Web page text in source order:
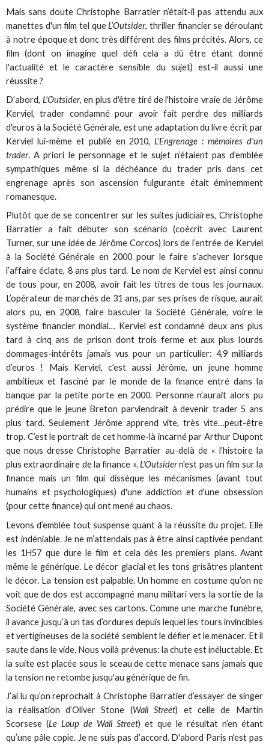
Mais sans doute Christophe Barratier n’était-il pas attendu aux
manettes d'un film tel queL’Outsider, thriller financier se déroulant
à notre époque et donc très différent des films précités. Alors, ce
film (dont on imagine quel défi cela a dû être étant donné
l'actualité et le caractère sensible du sujet) est-il aussi une
réussite ?
D’abord, L'Outsider, en plus d'être tiré de l'histoire vraie de Jérôme
Kerviel, trader condamné pour avoir fait perdre des milliards
d'euros à la Société Générale, est une adaptation du livre écrit par
Kerviel lui-même et publié en 2010,L'Engrenage : mémoires d'un
trader. A priori le personnage et le sujet n’étaient pas d’emblée
sympathiques même si la déchéance du trader pris dans cet
engrenage après son ascension fulgurante était éminemment
romanesque.
Plutôt que de se concentrer sur les suites judiciaires, Christophe
Barratier a fait débuter son scénario (coécrit avec Laurent
Turner, sur une idée de Jérôme Corcos) lors de l’entrée de Kerviel
à la Société Générale en 2000 pour le faire s’achever lorsque
l’affaire éclate, 8 ans plus tard. Le nom de Kerviel est ainsi connu
de tous pour, en 2008, avoir fait les titres de tous les journaux.
L’opérateur de marchés de 31 ans, par ses prises de risque, aurait
alors pu, en 2008, faire basculer la Société Générale, voire le
système financier mondial… Kerviel est condamné deux ans plus
tard à cinq ans de prison dont trois ferme et aux plus lourds
dommages-intérêts jamais vus pour un particulier: 4,9 milliards
d’euros ! Mais Kerviel, c’est aussi Jérôme, un jeune homme
ambitieux et fasciné par le monde de la finance entré dans la
banque par la petite porte en 2000. Personne n’aurait alors pu
prédire que le jeune Breton parviendrait à devenir trader 5 ans
plus tard. Seulement Jérôme apprend vite, très vite…peut-être
trop. C’est le portrait de cet homme-là incarné par Arthur Dupont
que nous dresse Christophe Barratier au-delà de « l’histoire la
plus extraordinaire de la finance ».L'Outsidern'est pas un film sur la
finance mais un film qui dissèque les mécanismes (avant tout
humains et psychologiques) d'une addiction et d'une obsession
(pour cette finance) qui ont mené au chaos.
Levons d’emblée tout suspense quant à la réussite du projet. Elle
est indéniable. Je ne m’attendais pas à être ainsi captivée pendant
les 1H57 que dure le film et cela dès les premiers plans. Avant
même le générique. Le décor glacial et les tons grisâtres plantent
le décor. La tension est palpable. Un homme en costume qu’on ne
voit que de dos est accompagné manu militari vers la sortie de la
Société Générale, avec ses cartons. Comme une marche funèbre,
il avance jusqu’à un tas d’ordures depuis lequel les tours invincibles
et vertigineuses de la société semblent le défier et le menacer. Et il
saute dans le vide. Nous voilà prévenus: la chute est inéluctable. Et
la suite est placée sous le sceau de cette menace sans jamais que
la tension ne retombe jusqu'au générique de fin.
J’ai lu qu’on reprochait à Christophe Barratier d’essayer de singer
la réalisation d’Oliver Stone (Wall Street) et celle de Martin
Scorsese (Le Loup de Wall Street) et que le résultat n’en étant
qu’une pâle copie. Je ne suis pas d’accord. D'abord Paris n'est pas